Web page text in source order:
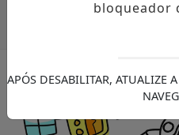
bloqueador
APÓS DESABILITAR, ATUALIZE